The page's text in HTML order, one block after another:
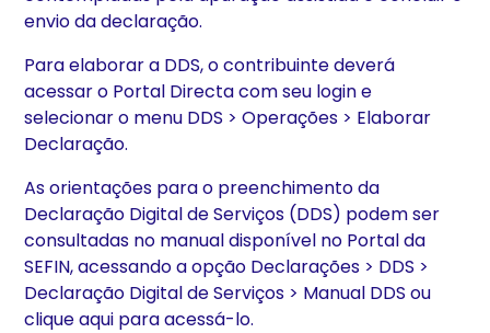
envio da declaração.
Para elaborar a DDS, o contribuinte deverá
acessar o Portal Directa com seu login e
selecionar o menu DDS > Operações > Elaborar
Declaração.
As orientações para o preenchimento da
Declaração Digital de Serviços (DDS) podem ser
consultadas no manual disponível no Portal da
SEFIN, acessando a opção Declarações > DDS >
Declaração Digital de Serviços > Manual DDS ou
clique aqui para acessá-lo.